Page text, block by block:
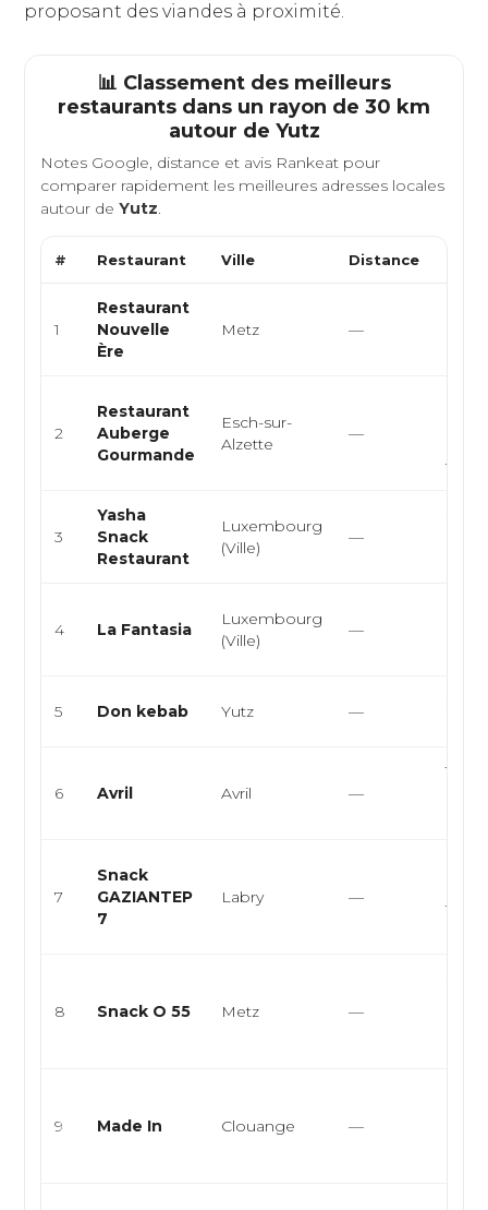
proposant des viandes à proximité.
📊 Classement des meilleurs
restaurants dans un rayon de 30 km
autour de Yutz
Notes Google, distance et avis Rankeat pour
comparer rapidement les meilleures adresses locales
autour deYutz.
# Restaurant Ville Distance
1
Restaurant
Nouvelle
Ère
Metz —
2
Restaurant
Auberge
Gourmande
Esch-sur-
Alzette
—
3
Yasha
Snack
Restaurant
Luxembourg
(Ville)
—
4 La Fantasia
Luxembourg
(Ville)
—
5 Don kebab Yutz —
6 Avril Avril —
7
Snack
GAZIANTEP
7
Labry —
food,
8 Snack O 55 Metz —
9 Made In Clouange —